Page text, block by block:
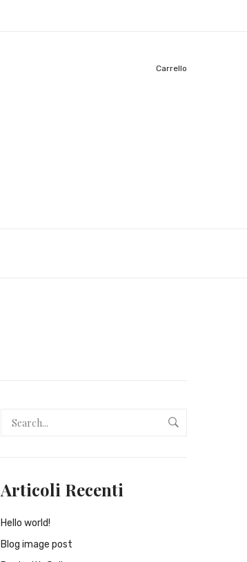
Carrello
Articoli Recenti
Hello world!
Blog image post